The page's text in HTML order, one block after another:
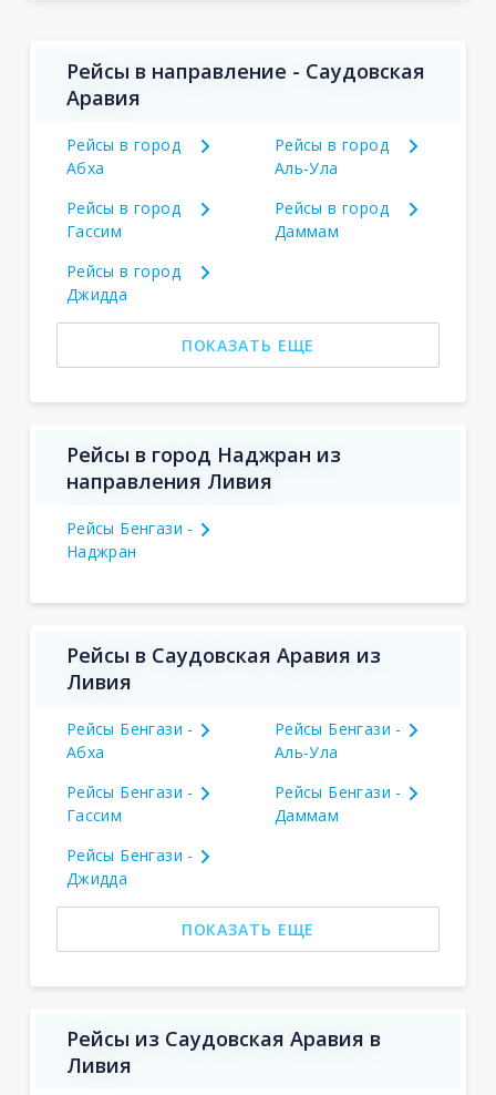
Рейсы в направление - Саудовская
Аравия
Рейсы в город
Абха
Рейсы в город
Аль-Ула
Рейсы в город
Гассим
Рейсы в город
Даммам
Рейсы в город
Джидда
ПОКАЗАТЬ ЕЩЕ
Рейсы в город Наджран из
направления Ливия
Рейсы Бенгази -
Наджран
Рейсы в Саудовская Аравия из
Ливия
Рейсы Бенгази -
Абха
Рейсы Бенгази -
Аль-Ула
Рейсы Бенгази -
Гассим
Рейсы Бенгази -
Даммам
Рейсы Бенгази -
Джидда
ПОКАЗАТЬ ЕЩЕ
Рейсы из Саудовская Аравия в
Ливия